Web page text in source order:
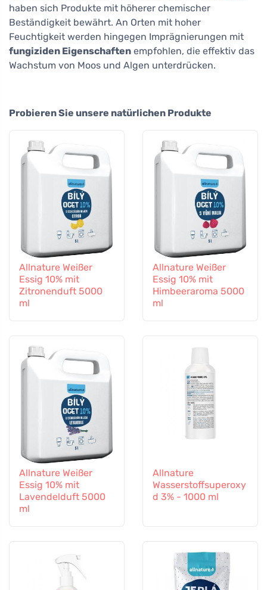
haben sich Produkte mit höherer chemischer
Beständigkeit bewährt. An Orten mit hoher
Feuchtigkeit werden hingegen Imprägnierungen mit
fungiziden Eigenschaften empfohlen, die effektiv das
Wachstum von Moos und Algen unterdrücken.
Probieren Sie unsere natürlichen Produkte
Allnature Weißer
Essig 10% mit
Zitronenduft 5000
ml
Allnature Weißer
Essig 10% mit
Himbeeraroma 5000
ml
Allnature Weißer
Essig 10% mit
Lavendelduft 5000
ml
Allnature
Wasserstoffsuperoxy
d 3% - 1000 ml